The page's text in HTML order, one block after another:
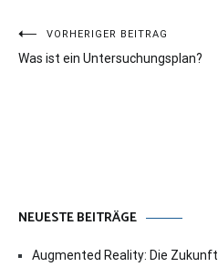
Beitragsnavigation
VORHERIGER BEITRAG
Was ist ein Untersuchungsplan?
NEUESTE BEITRÄGE
Augmented Reality: Die